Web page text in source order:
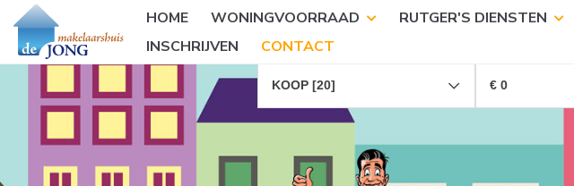
HOME WONINGVOORRAAD RUTGER'S DIENSTEN
INSCHRIJVEN
CONTACT
KOOP [20] € 0